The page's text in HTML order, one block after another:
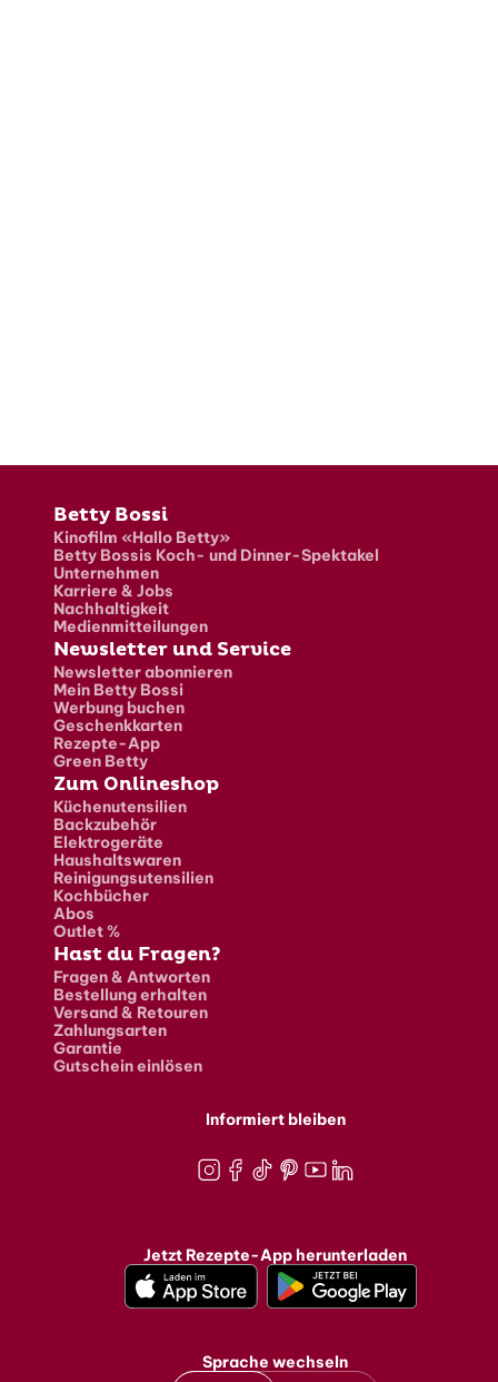
Fusszeile
Betty Bossi
Kinofilm «Hallo Betty»
Betty Bossis Koch- und Dinner-Spektakel
Unternehmen
Karriere & Jobs
Nachhaltigkeit
Medienmitteilungen
Newsletter und Service
Newsletter abonnieren
Mein Betty Bossi
Werbung buchen
Geschenkkarten
Rezepte-App
Green Betty
Zum Onlineshop
Küchenutensilien
Backzubehör
Elektrogeräte
Haushaltswaren
Reinigungsutensilien
Kochbücher
Abos
Outlet %
Hast du Fragen?
Fragen & Antworten
Bestellung erhalten
Versand & Retouren
Zahlungsarten
Garantie
Gutschein einlösen
Informiert bleiben
Jetzt Rezepte-App herunterladen
Sprache wechseln